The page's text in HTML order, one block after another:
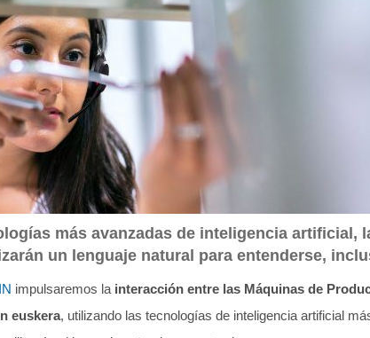
más avanzadas de inteligencia artificial,
un lenguaje natural para entenderse,
impulsaremos la interacción entre las Máquinas de
euskera, utilizando las tecnologías de inteligencia artificial